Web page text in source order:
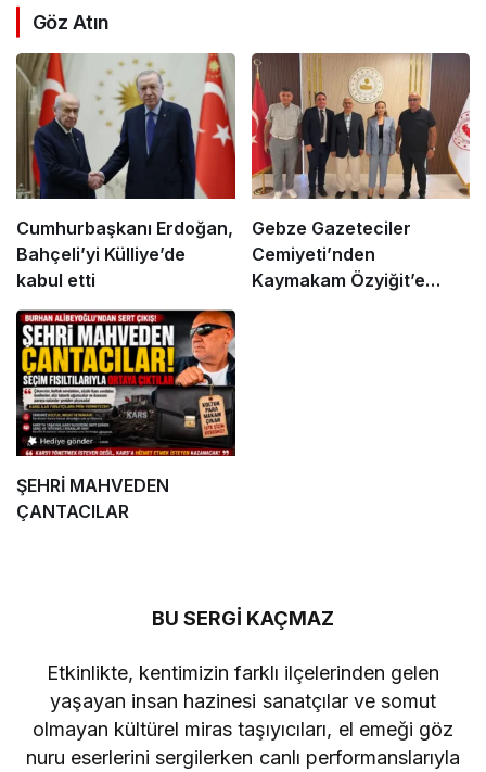
Göz Atın
Cumhurbaşkanı Erdoğan,
Bahçeli’yi Külliye’de
kabul etti
Gebze Gazeteciler
Cemiyeti’nden
Kaymakam Özyiğit’e
ŞEHRİ MAHVEDEN
ÇANTACILAR
BU SERGİ KAÇMAZ
Etkinlikte, kentimizin farklı ilçelerinden gelen
yaşayan insan hazinesi sanatçılar ve somut
olmayan kültürel miras taşıyıcıları, el emeği göz
nuru eserlerini sergilerken canlı performanslarıyla